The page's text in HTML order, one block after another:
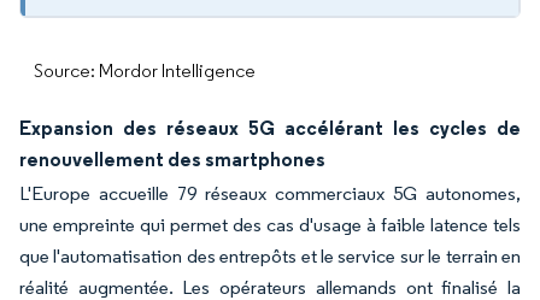
Source: Mordor Intelligence
Expansion des réseaux 5G accélérant les cycles de
renouvellement des smartphones
L'Europe accueille 79 réseaux commerciaux 5G autonomes,
une empreinte qui permet des cas d'usage à faible latence tels
que l'automatisation des entrepôts et le service sur le terrain en
réalité augmentée. Les opérateurs allemands ont finalisé la